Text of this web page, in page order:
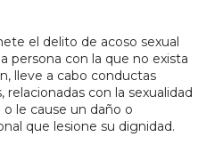
el delito de acoso sexual
persona con la que no exista
lleve a cabo conductas
relacionadas con la sexualidad
le cause un daño o
que lesione su dignidad.